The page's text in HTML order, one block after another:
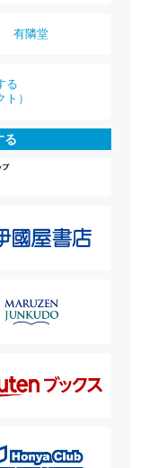
有隣堂
る
）
る